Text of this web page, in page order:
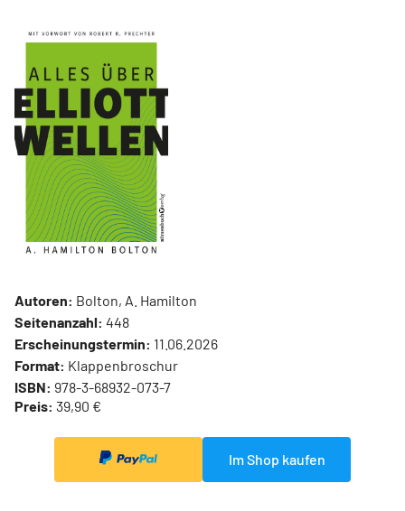
Autoren: Bolton, A. Hamilton
Seitenanzahl: 448
Erscheinungstermin: 11.06.2026
Format: Klappenbroschur
ISBN: 978-3-68932-073-7
Preis: 39,90 €
Im Shop kaufen